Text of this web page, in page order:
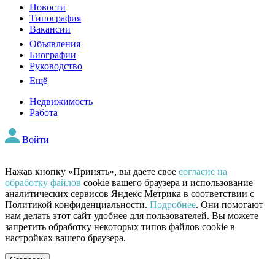
Новости
Типография
Вакансии
Объявления
Биографии
Руководство
Ещё
Недвижимость
Работа
Войти
Нажав кнопку «Принять», вы даете свое согласие на
обработку файлов cookie вашего браузера и использование
аналитических сервисов Яндекс Метрика в соответствии с
Политикой конфиденциальности. Подробнее. Они помогают
нам делать этот сайт удобнее для пользователей. Вы можете
запретить обработку некоторых типов файлов cookie в
настройках вашего браузера.